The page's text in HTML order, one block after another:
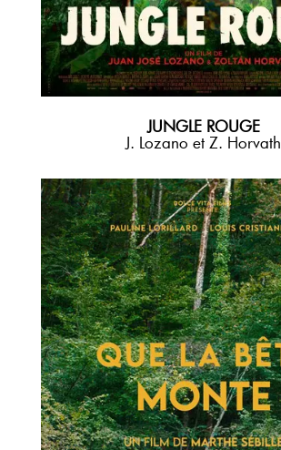
JUNGLE ROUGE
J. Lozano et Z. Horvath